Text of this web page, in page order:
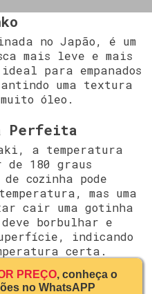
no Japão, é um
mais leve e mais
para empanados
uma textura
óleo.
Perfeita
a temperatura
180 graus
de cozinha pode
mas uma
cair uma gotinha
borbulhar e
indicando
certa.
PREÇO, conheça o
no WhatsAPP